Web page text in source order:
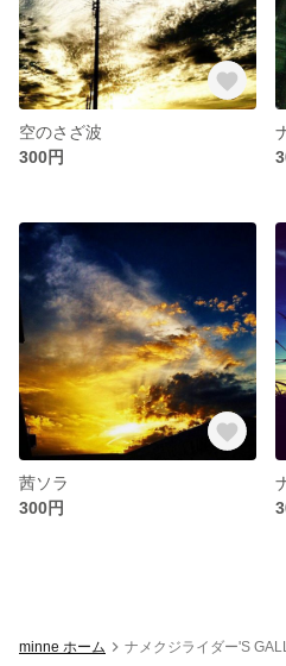
空のさざ波
300円
茜ソラ
300円
minne ホーム ナメクジライダー'S